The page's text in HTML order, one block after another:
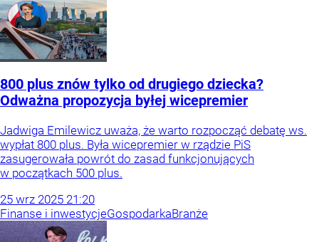
800 plus znów tylko od drugiego dziecka?
Odważna propozycja byłej wicepremier
Jadwiga Emilewicz uważa, że warto rozpocząć debatę ws.
wypłat 800 plus. Była wicepremier w rządzie PiS
zasugerowała powrót do zasad funkcjonujących
w początkach 500 plus.
25 wrz 2025 21:20
Finanse i inwestycjeGospodarkaBranże